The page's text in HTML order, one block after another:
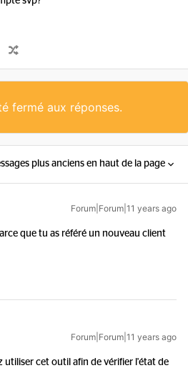
fermé aux réponses.
plus anciens en haut de la page
Forum|Forum|11 years ago
que tu as référé un nouveau client
Forum|Forum|11 years ago
utiliser cet outil afin de vérifier l'état de